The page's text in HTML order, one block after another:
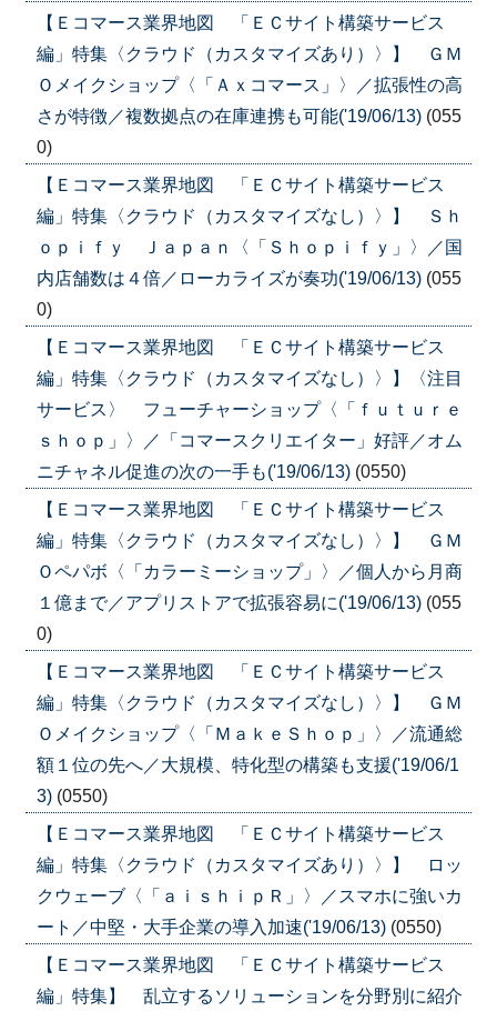
【Ｅコマース業界地図 「ＥＣサイト構築サービス
編」特集〈クラウド（カスタマイズあり）〉】 ＧＭ
Ｏメイクショップ〈「Ａｘコマース」〉／拡張性の高
さが特徴／複数拠点の在庫連携も可能('19/06/13) (055
0)
【Ｅコマース業界地図 「ＥＣサイト構築サービス
編」特集〈クラウド（カスタマイズなし）〉】 Ｓｈ
ｏｐｉｆｙ Ｊａｐａｎ〈「Ｓｈｏｐｉｆｙ」〉／国
内店舗数は４倍／ローカライズが奏功('19/06/13) (055
0)
【Ｅコマース業界地図 「ＥＣサイト構築サービス
編」特集〈クラウド（カスタマイズなし）〉】〈注目
サービス〉 フューチャーショップ〈「ｆｕｔｕｒｅ
ｓｈｏｐ」〉／「コマースクリエイター」好評／オム
ニチャネル促進の次の一手も('19/06/13) (0550)
【Ｅコマース業界地図 「ＥＣサイト構築サービス
編」特集〈クラウド（カスタマイズなし）〉】 ＧＭ
Ｏペパボ〈「カラーミーショップ」〉／個人から月商
１億まで／アプリストアで拡張容易に('19/06/13) (055
0)
【Ｅコマース業界地図 「ＥＣサイト構築サービス
編」特集〈クラウド（カスタマイズなし）〉】 ＧＭ
Ｏメイクショップ〈「ＭａｋｅＳｈｏｐ」〉／流通総
額１位の先へ／大規模、特化型の構築も支援('19/06/1
3) (0550)
【Ｅコマース業界地図 「ＥＣサイト構築サービス
編」特集〈クラウド（カスタマイズあり）〉】 ロッ
クウェーブ〈「ａｉｓｈｉｐＲ」〉／スマホに強いカ
ート／中堅・大手企業の導入加速('19/06/13) (0550)
【Ｅコマース業界地図 「ＥＣサイト構築サービス
編」特集】 乱立するソリューションを分野別に紹介